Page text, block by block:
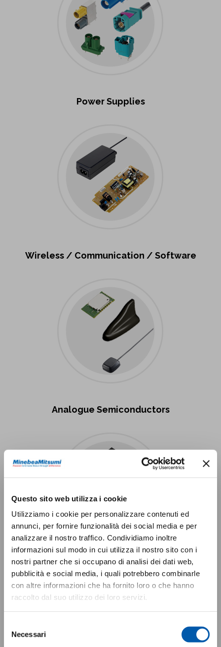
Questo sito web utilizza i cookie
Utilizziamo i cookie per personalizzare contenuti ed
annunci, per fornire funzionalità dei social media e per
analizzare il nostro traffico. Condividiamo inoltre
informazioni sul modo in cui utilizza il nostro sito con i
nostri partner che si occupano di analisi dei dati web,
pubblicità e social media, i quali potrebbero combinarle
con altre informazioni che ha fornito loro o che hanno
raccolto dal suo utilizzo dei loro servizi.
delNecessari
Power Supplies
Wireless / Communication / Software
Analogue Semiconductors
Global Share No.1 - MinebeaMitsumi
Provides lots of products capturing The
No.1 global market
Miniature Ball Bearings (outside diameter
22mm or less)